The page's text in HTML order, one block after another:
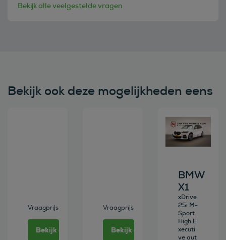
Bekijk alle veelgestelde vragen
Bekijk ook deze mogelijkheden eens
Vraagprijs
Bekijk deze auto
Vraagprijs
Bekijk deze auto
Bekijk deze
BMW
X1
xDrive
25i M-
Sport
High E
xecuti
ve aut